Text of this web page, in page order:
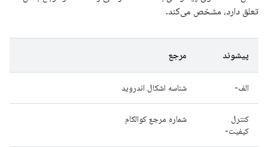
تعلق دارد، مشخص می‌کند.
پیشوند مرجع
الف- شناسه اشکال اندروید
کنترل
کیفیت-
شماره مرجع کوالکام